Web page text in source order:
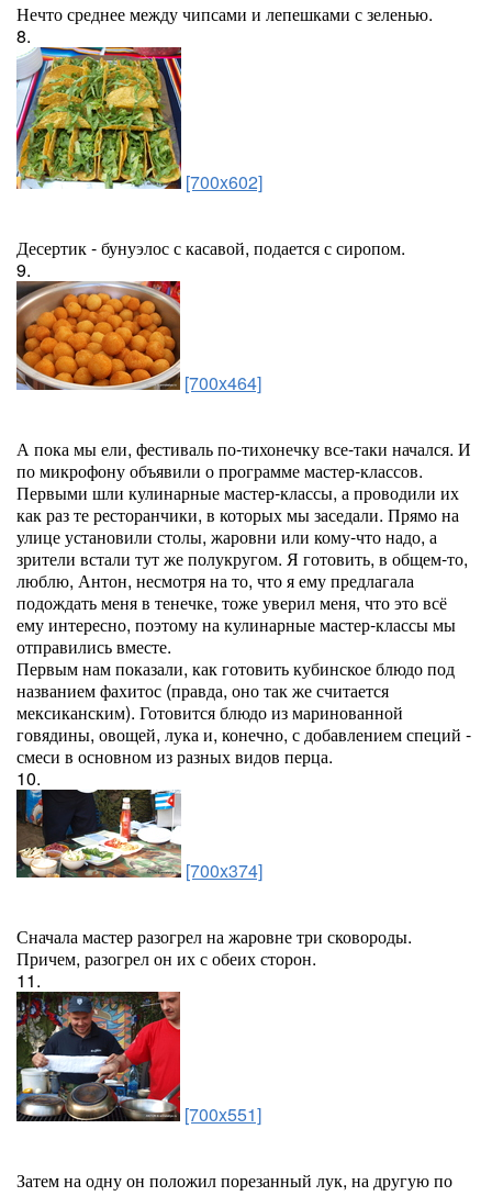
Нечто среднее между чипсами и лепешками с зеленью.
8.
[700x602]
Десертик - бунуэлос с касавой, подается с сиропом.
9.
[700x464]
А пока мы ели, фестиваль по-тихонечку все-таки начался. И
по микрофону объявили о программе мастер-классов.
Первыми шли кулинарные мастер-классы, а проводили их
как раз те ресторанчики, в которых мы заседали. Прямо на
улице установили столы, жаровни или кому-что надо, а
зрители встали тут же полукругом. Я готовить, в общем-то,
люблю, Антон, несмотря на то, что я ему предлагала
подождать меня в тенечке, тоже уверил меня, что это всё
ему интересно, поэтому на кулинарные мастер-классы мы
отправились вместе.
Первым нам показали, как готовить кубинское блюдо под
названием фахитос (правда, оно так же считается
мексиканским). Готовится блюдо из маринованной
говядины, овощей, лука и, конечно, с добавлением специй -
смеси в основном из разных видов перца.
10.
[700x374]
Сначала мастер разогрел на жаровне три сковороды.
Причем, разогрел он их с обеих сторон.
11.
[700x551]
Затем на одну он положил порезанный лук, на другую по